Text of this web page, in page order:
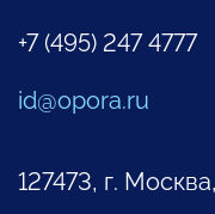
+7 (495) 247 4777
id@opora.ru
127473, г.